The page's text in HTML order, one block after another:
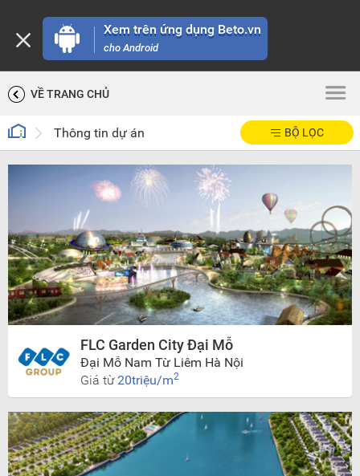
Xem trên ứng dụng Beto.vn
cho Android
VỀ TRANG CHỦ
Thông tin dự án BỘ LỌC
FLC Garden City Đại Mỗ
Đại Mỗ Nam Từ Liêm Hà Nội
Giá từ 20triệu/m2